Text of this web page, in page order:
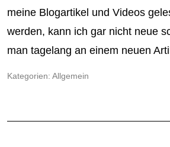
meine Blogartikel und Videos
werden, kann ich gar nicht neue
man tagelang an einem neuen
Kategorien: Allgemein